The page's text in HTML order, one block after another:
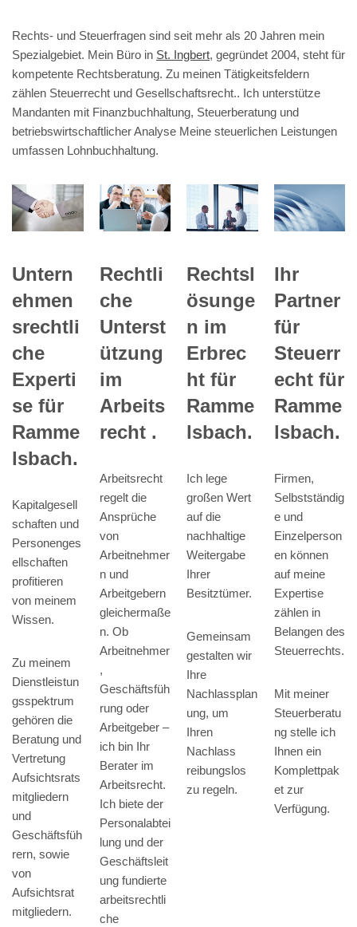
Rechts- und Steuerfragen sind seit mehr als 20 Jahren mein
Spezialgebiet. Mein Büro in St. Ingbert, gegründet 2004, steht für
kompetente Rechtsberatung. Zu meinen Tätigkeitsfeldern
zählen Steuerrecht und Gesellschaftsrecht.. Ich unterstütze
Mandanten mit Finanzbuchhaltung, Steuerberatung und
betriebswirtschaftlicher Analyse Meine steuerlichen Leistungen
umfassen Lohnbuchhaltung.
Untern
ehmen
srechtli
che
Experti
se für
Ramme
lsbach.
Kapitalgesell
schaften und
Personenges
ellschaften
profitieren
von meinem
Wissen.
Zu meinem
Dienstleistun
gsspektrum
gehören die
Beratung und
Vertretung
Aufsichtsrats
mitgliedern
und
Geschäftsfüh
rern, sowie
von
Aufsichtsrat
mitgliedern.
Rechtli
che
Unterst
ützung
im
Arbeits
recht .
Arbeitsrecht
regelt die
Ansprüche
von
Arbeitnehmer
n und
Arbeitgebern
gleichermaße
n. Ob
Arbeitnehmer
,
Geschäftsfüh
rung oder
Arbeitgeber –
ich bin Ihr
Berater im
Arbeitsrecht.
Ich biete der
Personalabtei
lung und der
Geschäftsleit
ung fundierte
arbeitsrechtli
che
Rechtsl
ösunge
n im
Erbrec
ht für
Ramme
lsbach.
Ich lege
großen Wert
auf die
nachhaltige
Weitergabe
Ihrer
Besitztümer.
Gemeinsam
gestalten wir
Ihre
Nachlassplan
ung, um
Ihren
Nachlass
reibungslos
zu regeln.
Ihr
Partner
für
Steuerr
echt für
Ramme
lsbach.
Firmen,
Selbstständig
e und
Einzelperson
en können
auf meine
Expertise
zählen in
Belangen des
Steuerrechts.
Mit meiner
Steuerberatu
ng stelle ich
Ihnen ein
Komplettpak
et zur
Verfügung.